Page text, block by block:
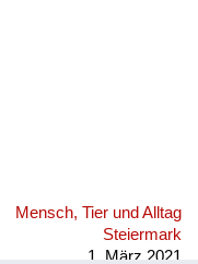
Mensch, Tier und Alltag
Steiermark
1. März 2021